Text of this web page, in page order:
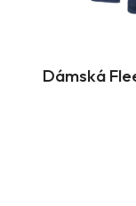
Dámská